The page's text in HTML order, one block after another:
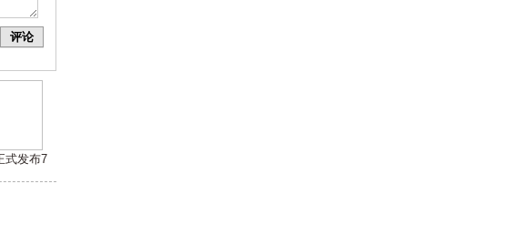
评论
式发布7